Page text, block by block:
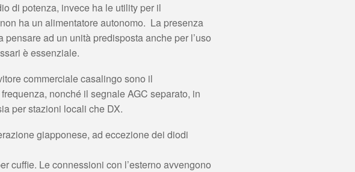
di potenza, invece ha le utility per il
ha un alimentatore autonomo. La presenza
ad un unità predisposta anche per l’uso
è essenziale.
commerciale casalingo sono il
nonché il segnale AGC separato, in
per stazioni locali che DX.
giapponese, ad eccezione dei diodi
cuffie. Le connessioni con l’esterno avvengono